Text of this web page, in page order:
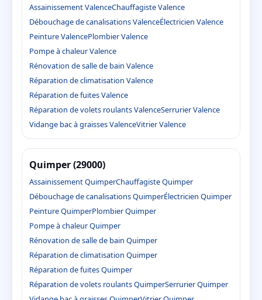
Assainissement ValenceChauffagiste Valence
Débouchage de canalisations ValenceÉlectricien Valence
Peinture ValencePlombier Valence
Pompe à chaleur Valence
Rénovation de salle de bain Valence
Réparation de climatisation Valence
Réparation de fuites Valence
Réparation de volets roulants ValenceSerrurier Valence
Vidange bac à graisses ValenceVitrier Valence
Quimper (29000)
Assainissement QuimperChauffagiste Quimper
Débouchage de canalisations QuimperÉlectricien Quimper
Peinture QuimperPlombier Quimper
Pompe à chaleur Quimper
Rénovation de salle de bain Quimper
Réparation de climatisation Quimper
Réparation de fuites Quimper
Réparation de volets roulants QuimperSerrurier Quimper